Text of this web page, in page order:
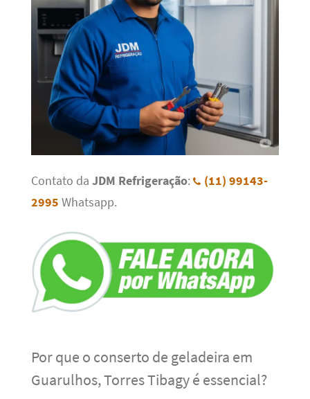
Contato da JDM Refrigeração:
(11) 99143-
2995 Whatsapp.
Por que o conserto de geladeira em
Guarulhos, Torres Tibagy é essencial?